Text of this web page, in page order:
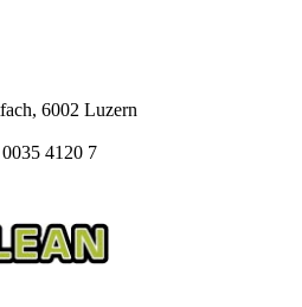
6002 Luzern
4120 7